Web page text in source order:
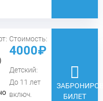
Стоимость:
4000₽
Детский:
До 11 лет
включ.
БИЛЕТ